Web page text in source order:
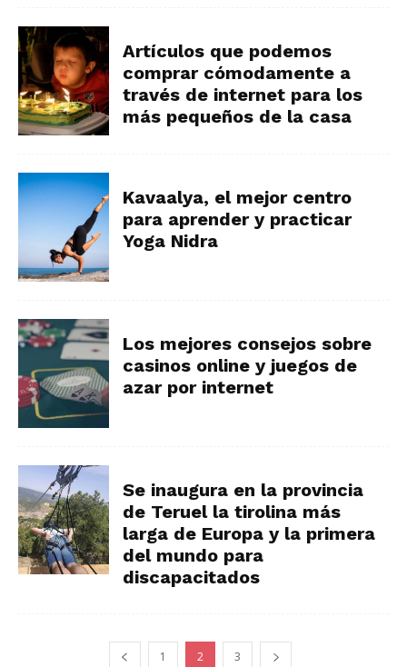
Artículos que podemos
comprar cómodamente a
través de internet para los
más pequeños de la casa
Kavaalya, el mejor centro
para aprender y practicar
Yoga Nidra
Los mejores consejos sobre
casinos online y juegos de
azar por internet
Se inaugura en la provincia
de Teruel la tirolina más
larga de Europa y la primera
del mundo para
discapacitados
1 2 3